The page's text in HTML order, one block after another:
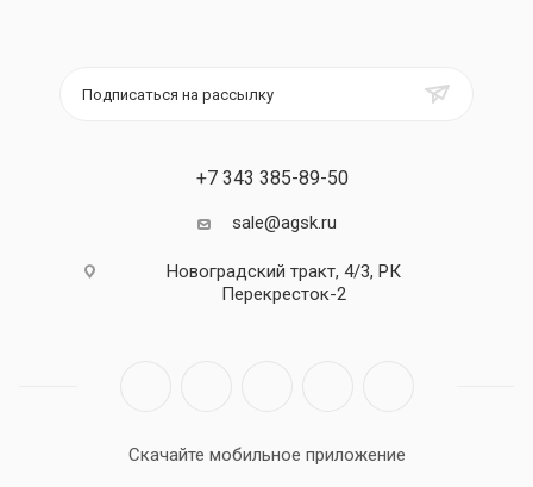
Подписаться на рассылку
+7 343 385-89-50
sale@agsk.ru
Новоградский тракт, 4/3, РК
Перекресток-2
Скачайте мобильное приложение